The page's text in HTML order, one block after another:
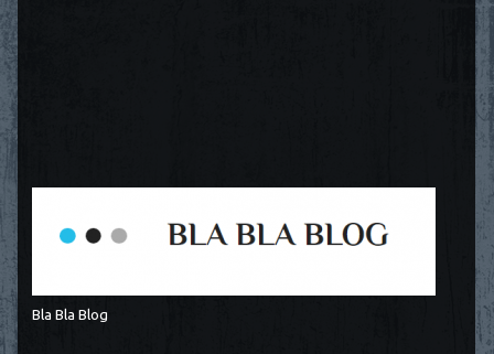
Bla Bla Blog